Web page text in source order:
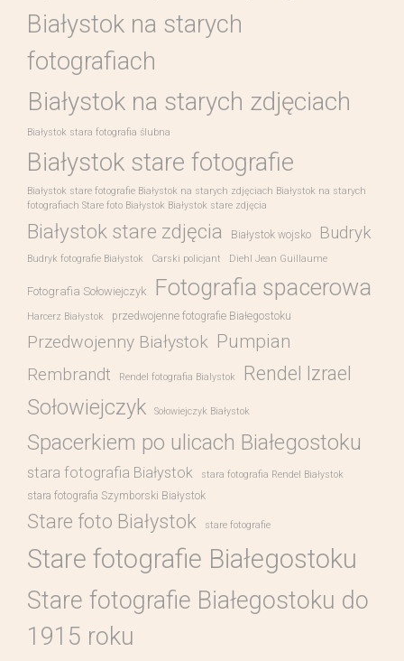
Białystok na starych
fotografiach
Białystok na starych zdjęciach
Białystok stara fotografia ślubna
Białystok stare fotografie
Białystok stare fotografie Białystok na starych zdjęciach Białystok na starych
fotografiach Stare foto Białystok Białystok stare zdjęcia
Białystok stare zdjęcia Białystok wojsko Budryk
Budryk fotografie Białystok Carski policjant Diehl Jean Guillaume
Fotografia Sołowiejczyk Fotografia spacerowa
Harcerz Białystok przedwojenne fotografie Białegostoku
Przedwojenny Białystok Pumpian
Rembrandt Rendel fotografia Bialystok Rendel Izrael
Sołowiejczyk Sołowiejczyk Białystok
Spacerkiem po ulicach Białegostoku
stara fotografia Białystok stara fotografia Rendel Białystok
stara fotografia Szymborski Białystok
Stare foto Białystok stare fotografie
Stare fotografie Białegostoku
Stare fotografie Białegostoku do
1915 roku